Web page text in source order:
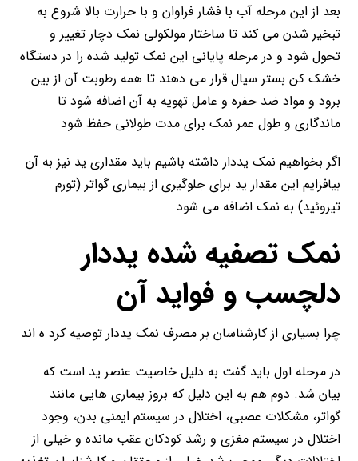
بعد از این مرحله آب با فشار فراوان و با حرارت بالا شروع به
تبخیر شدن می کند تا ساختار مولکولی نمک دچار تغییر و
تحول شود و در مرحله پایانی این نمک تولید شده را در دستگاه
خشک کن بستر سیال قرار می دهند تا همه رطوبت آن از بین
برود و مواد ضد حفره و عامل تهویه به آن اضافه شود تا
ماندگاری و طول عمر نمک برای مدت طولانی حفظ شود
اگر بخواهیم نمک یددار داشته باشیم باید مقداری ید نیز به آن
بیافزایم این مقدار ید برای جلوگیری از بیماری گواتر (تورم
تیروئید) به نمک اضافه می شود
نمک تصفیه شده یددار
دلچسب و فواید آن
چرا بسیاری از کارشناسان بر مصرف نمک یددار توصیه کرد ه اند
در مرحله اول باید گفت به دلیل خاصیت عنصر ید است که
بیان شد. دوم هم به این دلیل که بروز بیماری هایی مانند
گواتر، مشکلات عصبی، اختلال در سیستم ایمنی بدن، وجود
اختلال در سیستم مغزی و رشد کودکان عقب مانده و خیلی از